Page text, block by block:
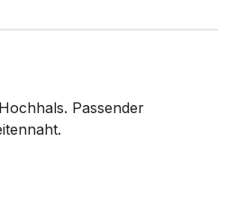
Passender